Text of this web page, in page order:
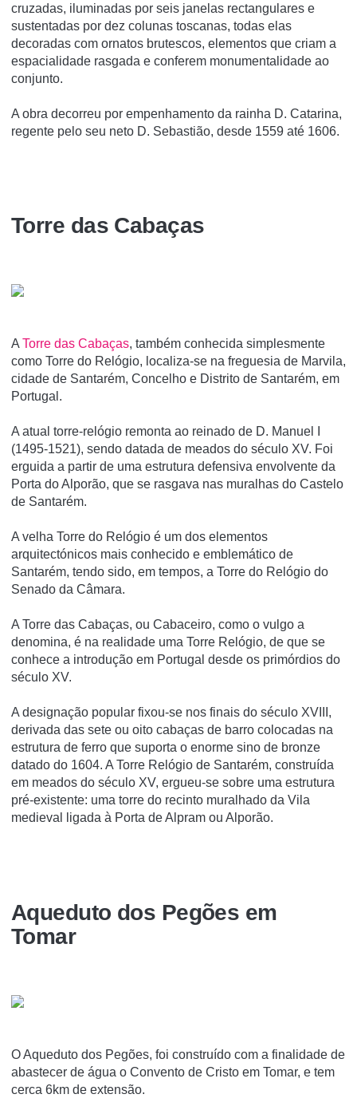
cruzadas, iluminadas por seis janelas rectangulares e
sustentadas por dez colunas toscanas, todas elas
decoradas com ornatos brutescos, elementos que criam a
espacialidade rasgada e conferem monumentalidade ao
conjunto.
A obra decorreu por empenhamento da rainha D. Catarina,
regente pelo seu neto D. Sebastião, desde 1559 até 1606.
Torre das Cabaças
A Torre das Cabaças, também conhecida simplesmente
como Torre do Relógio, localiza-se na freguesia de Marvila,
cidade de Santarém, Concelho e Distrito de Santarém, em
Portugal.
A atual torre-relógio remonta ao reinado de D. Manuel I
(1495-1521), sendo datada de meados do século XV. Foi
erguida a partir de uma estrutura defensiva envolvente da
Porta do Alporão, que se rasgava nas muralhas do Castelo
de Santarém.
A velha Torre do Relógio é um dos elementos
arquitectónicos mais conhecido e emblemático de
Santarém, tendo sido, em tempos, a Torre do Relógio do
Senado da Câmara.
A Torre das Cabaças, ou Cabaceiro, como o vulgo a
denomina, é na realidade uma Torre Relógio, de que se
conhece a introdução em Portugal desde os primórdios do
século XV.
A designação popular fixou-se nos finais do século XVIII,
derivada das sete ou oito cabaças de barro colocadas na
estrutura de ferro que suporta o enorme sino de bronze
datado do 1604. A Torre Relógio de Santarém, construída
em meados do século XV, ergueu-se sobre uma estrutura
pré-existente: uma torre do recinto muralhado da Vila
medieval ligada à Porta de Alpram ou Alporão.
Aqueduto dos Pegões em
Tomar
O Aqueduto dos Pegões, foi construí­do com a finalidade de
abastecer de água o Convento de Cristo em Tomar, e tem
cerca 6km de extensão.